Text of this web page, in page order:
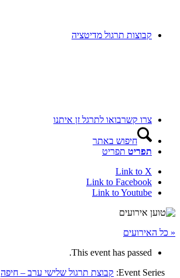
קבוצות תרגול מדיטציה
צרו קשרבואו לתרגל זן איתנו
חיפוש באתר
תפריט תפריט
Link to X
Link to Facebook
Link to Youtube
« כל האירועים
This event has passed.
Event Series: קבוצת תרגול שלישי ערב – חיפה